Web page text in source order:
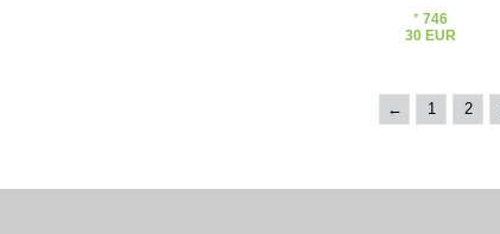
* 746
30 EUR
← 1 2